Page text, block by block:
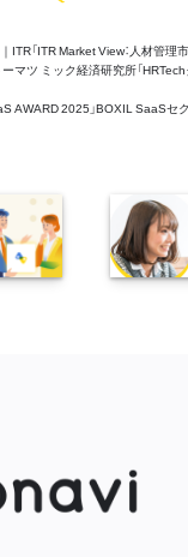
「ITR Market View：人材管理
ツ ミック経済研究所「
AWARD 2025」BOXIL SaaS